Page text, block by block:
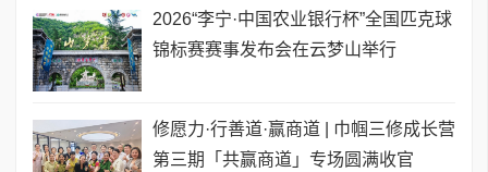
2026“李宁·中国农业银行杯”全国匹克球
锦标赛赛事发布会在云梦山举行
修愿力·行善道·赢商道 | 巾帼三修成长营
第三期「共赢商道」专场圆满收官